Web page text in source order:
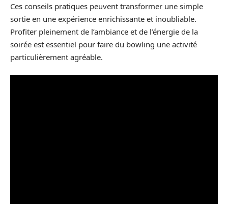
Ces conseils pratiques peuvent transformer une simple
sortie en une expérience enrichissante et inoubliable.
Profiter pleinement de l’ambiance et de l’énergie de la
soirée est essentiel pour faire du bowling une activité
particulièrement agréable.